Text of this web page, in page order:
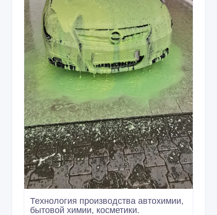
Технология производства автохимии,
бытовой химии, косметики.